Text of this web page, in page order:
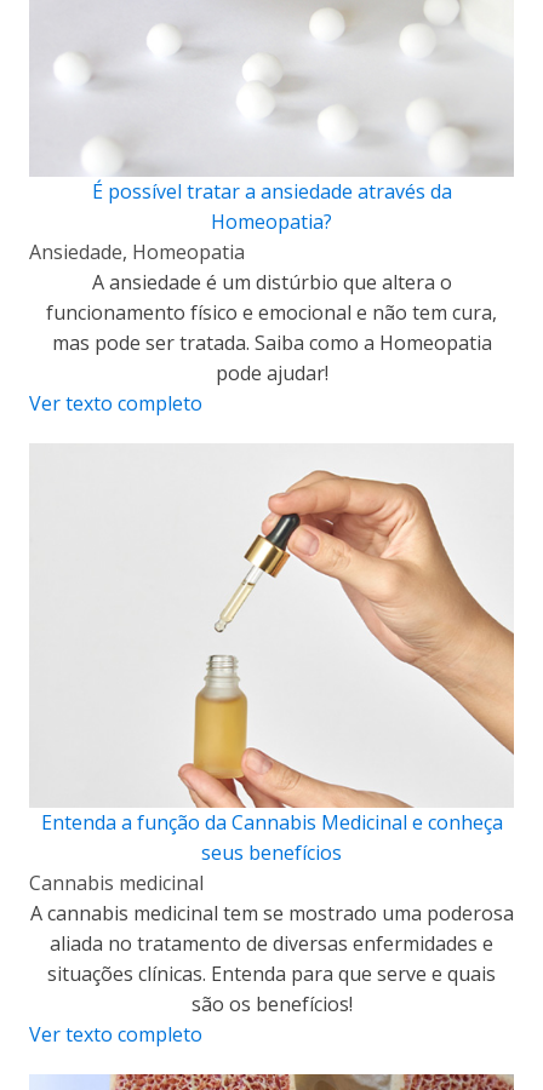
É possível tratar a ansiedade através da
Homeopatia?
Ansiedade, Homeopatia
A ansiedade é um distúrbio que altera o
funcionamento físico e emocional e não tem cura,
mas pode ser tratada. Saiba como a Homeopatia
pode ajudar!
Ver texto completo
Entenda a função da Cannabis Medicinal e conheça
seus benefícios
Cannabis medicinal
A cannabis medicinal tem se mostrado uma poderosa
aliada no tratamento de diversas enfermidades e
situações clínicas. Entenda para que serve e quais
são os benefícios!
Ver texto completo